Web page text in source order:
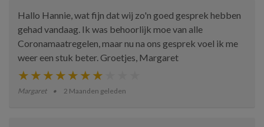
Hallo Hannie, wat fijn dat wij zo'n goed gesprek hebben
gehad vandaag. Ik was behoorlijk moe van alle
Coronamaatregelen, maar nu na ons gesprek voel ik me
weer een stuk beter. Groetjes, Margaret
Margaret 2 Maanden geleden